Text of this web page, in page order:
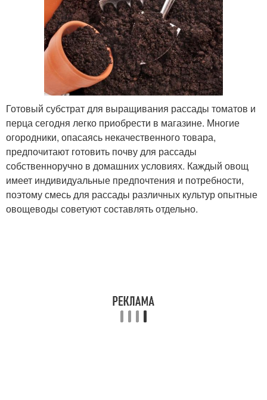
Готовый субстрат для выращивания рассады томатов и
перца сегодня легко приобрести в магазине. Многие
огородники, опасаясь некачественного товара,
предпочитают готовить почву для рассады
собственноручно в домашних условиях. Каждый овощ
имеет индивидуальные предпочтения и потребности,
поэтому смесь для рассады различных культур опытные
овощеводы советуют составлять отдельно.